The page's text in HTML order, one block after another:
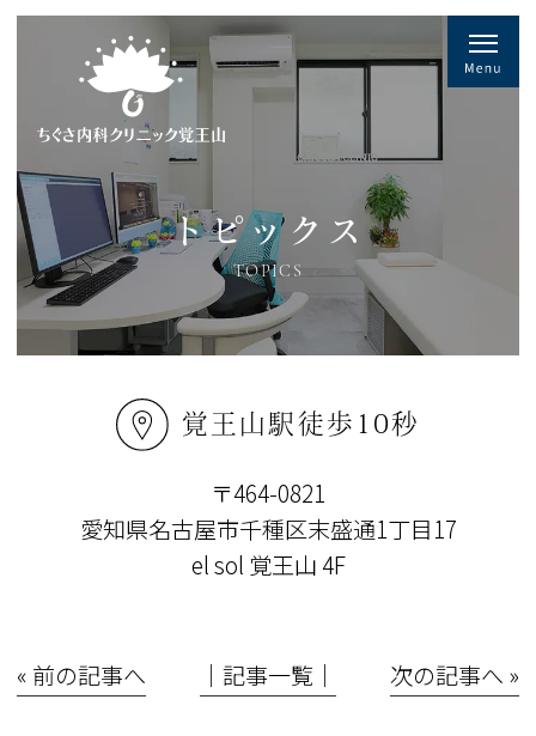
トピックス
TOPICS
覚王山駅徒歩10秒
〒464-0821
愛知県名古屋市千種区末盛通1丁目17
el sol 覚王山 4F
« 前の記事へ │記事一覧│ 次の記事へ »